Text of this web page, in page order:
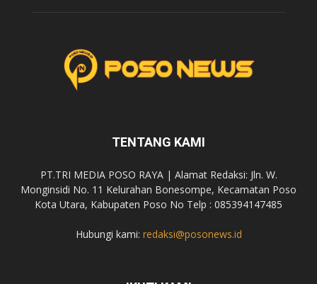
TENTANG KAMI
PT.TRI MEDIA POSO RAYA | Alamat Redaksi: Jln. W.
Monginsidi No. 11 Kelurahan Bonesompe, Kecamatan Poso
Kota Utara, Kabupaten Poso No Telp : 085394147485
Hubungi kami: redaksi@posonews.id